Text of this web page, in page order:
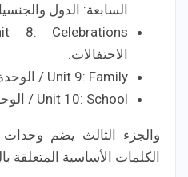
السابعة: الدول
الاحتفالات.
Unit 9: Family / الوحدة التاسعة: الأسرة.
Unit 10: School / الوحدة العاشرة: المدرسة.
والجزء الثالث يضم
الكلمات الأساسية المتعلقة